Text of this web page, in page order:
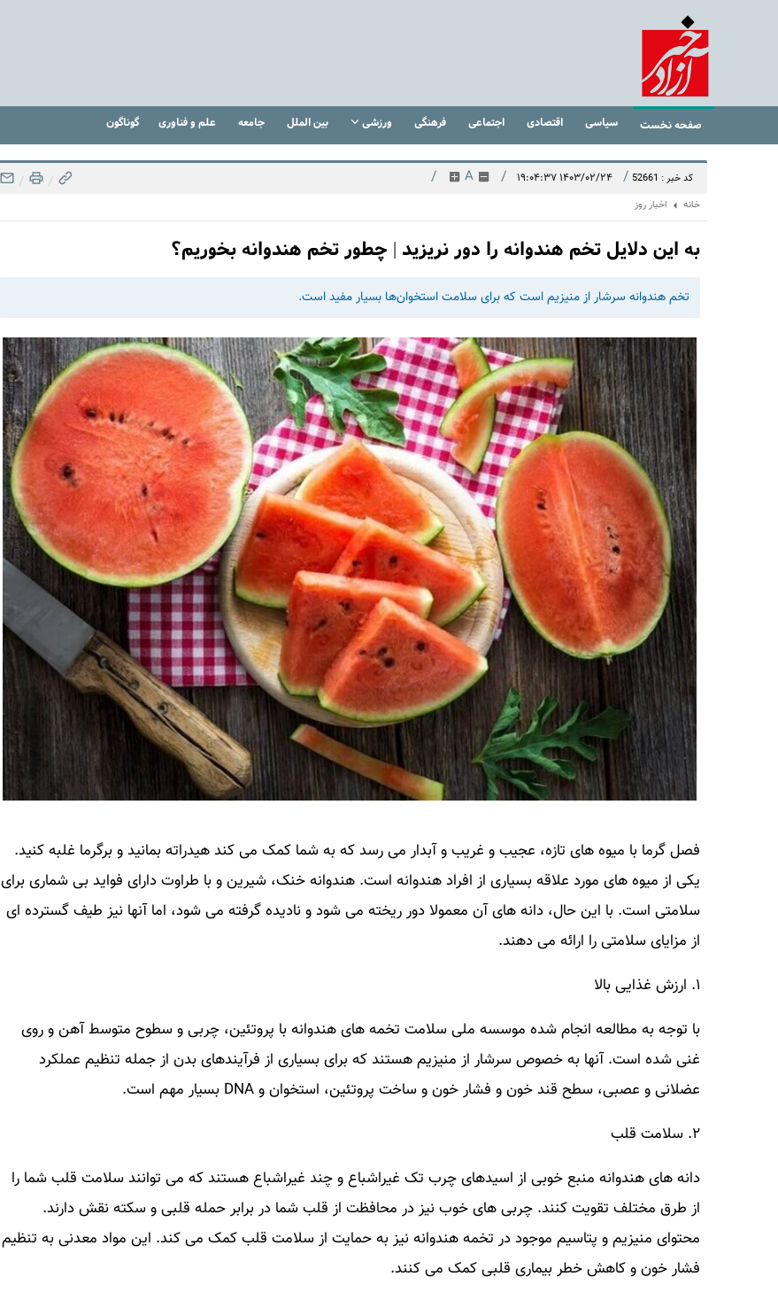
صفحه نخست سیاسی اقتصادی اجتماعی فرهنگی ورزشی بین الملل جامعه علم و فناوری گوناگون
کد خبر : 52661 / ۱۴۰۳/۰۲/۲۴ ۱۹:۰۴:۳۷ /
A
/
/
/
خانه اخبار روز
به این دلایل تخم هندوانه را دور نریزید | چطور تخم هندوانه بخوریم؟
تخم هندوانه سرشار از منیزیم است که برای سلامت استخوان‌ها بسیار مفید است.
فصل گرما با میوه های تازه، عجیب و غریب و آبدار می رسد که به شما کمک می کند هیدراته بمانید و برگرما غلبه کنید.
یکی از میوه های مورد علاقه بسیاری از افراد هندوانه است. هندوانه خنک، شیرین و با طراوت دارای فواید بی شماری برای
سلامتی است. با این حال، دانه های آن معمولا دور ریخته می شود و نادیده گرفته می شود، اما آنها نیز طیف گسترده ای
از مزایای سلامتی را ارائه می دهند.
۱. ارزش غذایی بالا
با توجه به مطالعه انجام شده موسسه ملی سلامت تخمه های هندوانه با پروتئین، چربی و سطوح متوسط آهن و روی
غنی شده است. آنها به خصوص سرشار از منیزیم هستند که برای بسیاری از فرآیندهای بدن از جمله تنظیم عملکرد
عضلانی و عصبی، سطح قند خون و فشار خون و ساخت پروتئین، استخوان و DNA بسیار مهم است.
۲. سلامت قلب
دانه های هندوانه منبع خوبی از اسیدهای چرب تک غیراشباع و چند غیراشباع هستند که می توانند سلامت قلب شما را
از طرق مختلف تقویت کنند. چربی های خوب نیز در محافظت از قلب شما در برابر حمله قلبی و سکته نقش دارند.
محتوای منیزیم و پتاسیم موجود در تخمه هندوانه نیز به حمایت از سلامت قلب کمک می کند. این مواد معدنی به تنظیم
فشار خون و کاهش خطر بیماری قلبی کمک می کنند.